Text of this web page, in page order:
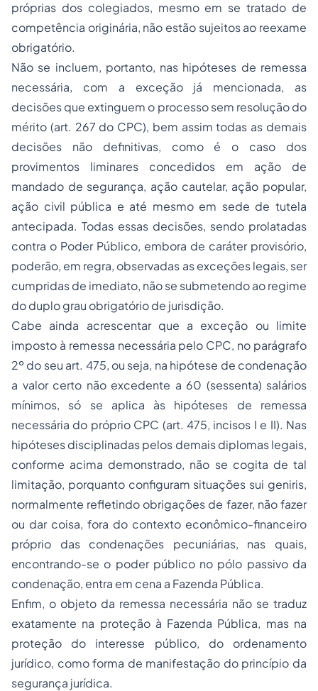
próprias dos colegiados, mesmo em se tratado de
competência originária, não estão sujeitos ao reexame
obrigatório.
Não se incluem, portanto, nas hipóteses de remessa
necessária, com a exceção já mencionada, as
decisões que extinguem o processo sem resolução do
mérito (art. 267 do CPC), bem assim todas as demais
decisões não definitivas, como é o caso dos
provimentos liminares concedidos em ação de
mandado de segurança, ação cautelar, ação popular,
ação civil pública e até mesmo em sede de tutela
antecipada. Todas essas decisões, sendo prolatadas
contra o Poder Público, embora de caráter provisório,
poderão, em regra, observadas as exceções legais, ser
cumpridas de imediato, não se submetendo ao regime
do duplo grau obrigatório de jurisdição.
Cabe ainda acrescentar que a exceção ou limite
imposto à remessa necessária pelo CPC, no parágrafo
2º do seu art. 475, ou seja, na hipótese de condenação
a valor certo não excedente a 60 (sessenta) salários
mínimos, só se aplica às hipóteses de remessa
necessária do próprio CPC (art. 475, incisos I e II). Nas
hipóteses disciplinadas pelos demais diplomas legais,
conforme acima demonstrado, não se cogita de tal
limitação, porquanto configuram situações sui geniris,
normalmente refletindo obrigações de fazer, não fazer
ou dar coisa, fora do contexto econômico-financeiro
próprio das condenações pecuniárias, nas quais,
encontrando-se o poder público no pólo passivo da
condenação, entra em cena a Fazenda Pública.
Enfim, o objeto da remessa necessária não se traduz
exatamente na proteção à Fazenda Pública, mas na
proteção do interesse público, do ordenamento
jurídico, como forma de manifestação do princípio da
segurança jurídica.